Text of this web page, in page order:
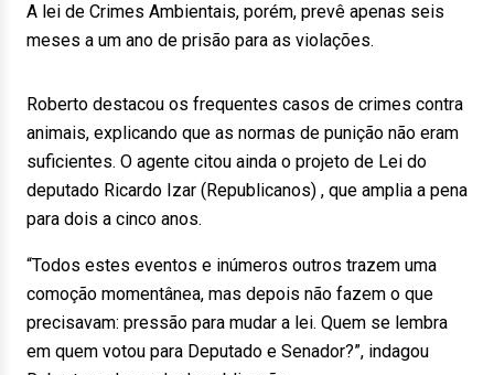
A lei de Crimes Ambientais, porém, prevê apenas seis
meses a um ano de prisão para as violações.
Roberto destacou os frequentes casos de crimes contra
animais, explicando que as normas de punição não eram
suficientes. O agente citou ainda o projeto de Lei do
deputado Ricardo Izar (Republicanos) , que amplia a pena
para dois a cinco anos.
“Todos estes eventos e inúmeros outros trazem uma
comoção momentânea, mas depois não fazem o que
precisavam: pressão para mudar a lei. Quem se lembra
em quem votou para Deputado e Senador?”, indagou